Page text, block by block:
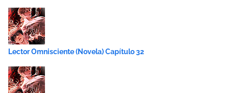
Lector Omnisciente (Novela) Capítulo 32